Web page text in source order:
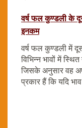
वर्ष फल कुण्डली के
इनकम
वर्ष फल कुण्डली में
विभिन्न भावों में
जिसके अनुसार वह
प्रकार हैं कि यदि